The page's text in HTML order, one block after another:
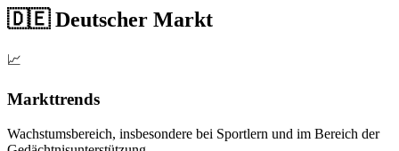
🇩🇪 Deutscher Markt
📈
Markttrends
Wachstumsbereich, insbesondere bei Sportlern und im Bereich der